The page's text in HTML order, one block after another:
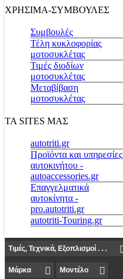
ΧΡΗΣΙΜΑ-ΣΥΜΒΟΥΛΕΣ
Συμβουλές
Τέλη κυκλοφορίας
μοτοσυκλέτας
Τιμές διοδίων
μοτοσυκλέτας
Μεταβίβαση
μοτοσυκλέτας
ΤΑ SITES ΜΑΣ
autotriti.gr
Προϊόντα και υπηρεσίες
αυτοκινήτου -
autoaccessories.gr
Επαγγελματικά
αυτοκίνητα -
pro.autotriti.gr
autotriti-Touring.gr